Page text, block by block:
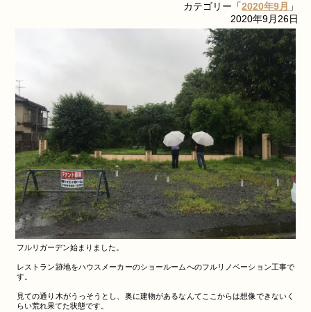
カテゴリー「2020年9月 」
2020年9月26日
フルリガーデン始まりました。
レストラン跡地をハウスメーカーのショールームへのフルリノベーション工事で
す。
見ての通り木がうっそうとし、奥に建物があるなんてここからは想像できないく
らい荒れ果てた状態です。